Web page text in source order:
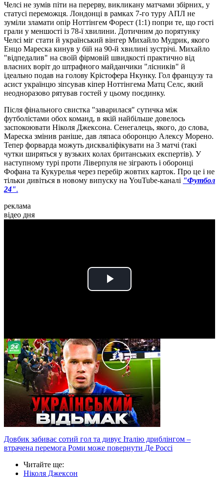
Челсі не зумів піти на перерву, викликану матчами збірних, у
статусі переможця. Лондонці в рамках 7-го туру АПЛ не
зуміли зламати опір Ноттінгем Форест (1:1) попри те, що гості
грали у меншості із 78-ї хвилини. Дотичним до порятунку
Челсі міг стати й український вінгер Михайло Мудрик, якого
Енцо Мареска кинув у бій на 90-й хвилині зустрічі. Михайло
"відпедалив" на своїй фірмовій швидкості практично від
власних воріт до штрафного майданчики "лісників" й
ідеально подав на голову Крістофера Нкунку. Гол французу та
асист українцю зіпсував кіпер Ноттінгема Матц Селс, який
неодноразово рятував гостей у цьому поєдинку.
Після фінального свистка "заварилася" сутичка між
футболістами обох команд, в якій найбільше довелось
заспокоювати Ніколя Джексона. Сенегалець, якого, до слова,
Мареска змінив раніше, дав ляпаса оборонцю Алексу Морено.
Тепер форварда можуть дискваліфікувати на 3 матчі (такі
чутки ширяться у вузьких колах британських експертів). У
наступному турі проти Ліверпуля не зіграють і оборонці
Фофана та Кукурелья через перебір жовтих карток. Про це і не
тільки дивіться в новому випуску на YouTube-каналі "Футбол
24".
реклама
відео дня
Play
Довбик забиває сотий гол та дивує Італію дриблінгом –
втрачена перемога Роми може повернути Де Россі
Читайте ще:
Ніколя Джексон